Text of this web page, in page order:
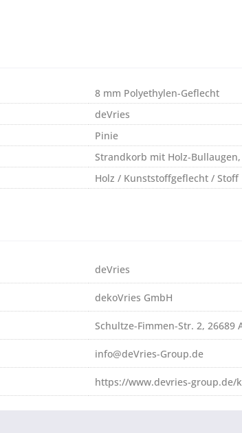
8 mm Polyethylen-Geflecht
deVries
Pinie
Strandkorb mit Holz-
Holz / Kunststoffgeflecht / Stoff
deVries
dekoVries GmbH
Schultze-Fimmen-Str. 2, 26689
info@deVries-Group.de
https://www.devries-group.de/